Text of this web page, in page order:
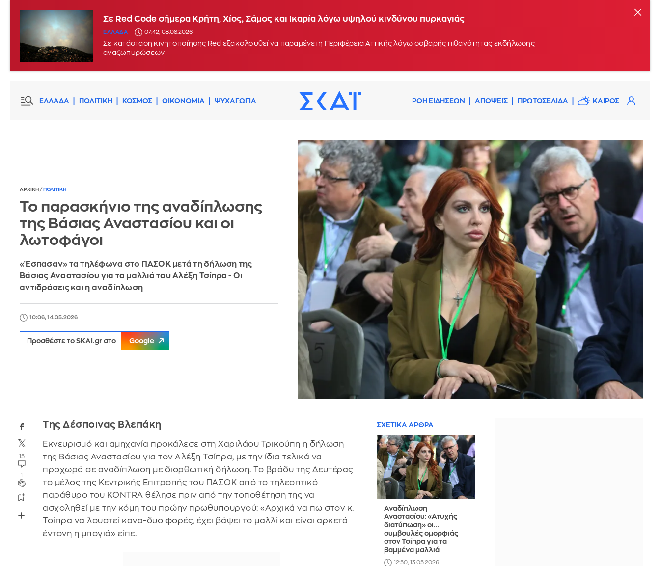
Σε Red Code σήμερα Κρήτη, Χίος, Σάμος και Ικαρία λόγω υψηλού κινδύνου πυρκαγιάς
ΕΛΛΑΔΑ 07:42, 08.08.2026
Σε κατάσταση κινητοποίησης Red εξακολουθεί να παραμένει η Περιφέρεια Αττικής λόγω σοβαρής πιθανότητας εκδήλωσης
αναζωπυρώσεων
ΕΛΛΑΔΑ ΠΟΛΙΤΙΚΗ ΚΟΣΜΟΣ ΟΙΚΟΝΟΜΙΑ ΨΥΧΑΓΩΓΙΑ ΡΟΗ ΕΙΔΗΣΕΩΝ ΑΠΟΨΕΙΣ ΠΡΩΤΟΣΕΛΙΔΑ ΚΑΙΡΟΣ
ΑΡΧΙΚΗ / ΠΟΛΙΤΙΚΗ
Το παρασκήνιο της αναδίπλωσης
της Βάσιας Αναστασίου και οι
λωτοφάγοι
«Έσπασαν» τα τηλέφωνα στο ΠΑΣΟΚ μετά τη δήλωση της
Βάσιας Αναστασίου για τα μαλλιά του Αλέξη Τσίπρα - Οι
αντιδράσεις και η αναδίπλωση
10:06, 14.05.2026
Προσθέστε το SKAI.gr στο Google
15
1
Της Δέσποινας Βλεπάκη
Εκνευρισμό και αμηχανία προκάλεσε στη Χαριλάου Τρικούπη η δήλωση
της Βάσιας Αναστασίου για τον Αλέξη Τσίπρα, με την ίδια τελικά να
προχωρά σε αναδίπλωση με διορθωτική δήλωση. Το βράδυ της Δευτέρας
το μέλος της Κεντρικής Επιτροπής του ΠΑΣΟΚ από το τηλεοπτικό
παράθυρο του KONTRA θέλησε πριν από την τοποθέτηση της να
ασχοληθεί με την κόμη του πρώην πρωθυπουργού: «Αρχικά να πω στον κ.
Τσίπρα να λουστεί κανα-δυο φορές, έχει βάψει το μαλλί και είναι αρκετά
έντονη η μπογιά» είπε.
ΣΧΕΤΙΚΑ ΑΡΘΡΑ
Αναδίπλωση
Αναστασίου: «Ατυχής
διατύπωση» οι...
συμβουλές ομορφιάς
στον Τσίπρα για τα
βαμμένα μαλλιά
12:50, 13.05.2026